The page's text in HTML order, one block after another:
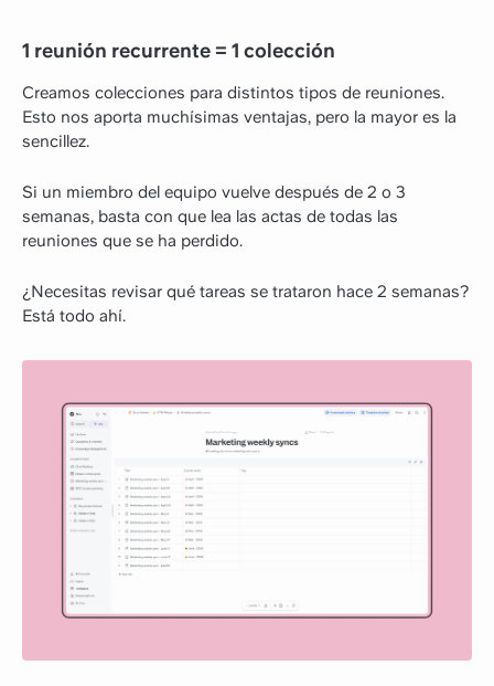
1 reunión recurrente = 1 colección
Creamos colecciones para distintos tipos de reuniones.
Esto nos aporta muchísimas ventajas, pero la mayor es la
sencillez.
Si un miembro del equipo vuelve después de 2 o 3
semanas, basta con que lea las actas de todas las
reuniones que se ha perdido.
¿Necesitas revisar qué tareas se trataron hace 2 semanas?
Está todo ahí.